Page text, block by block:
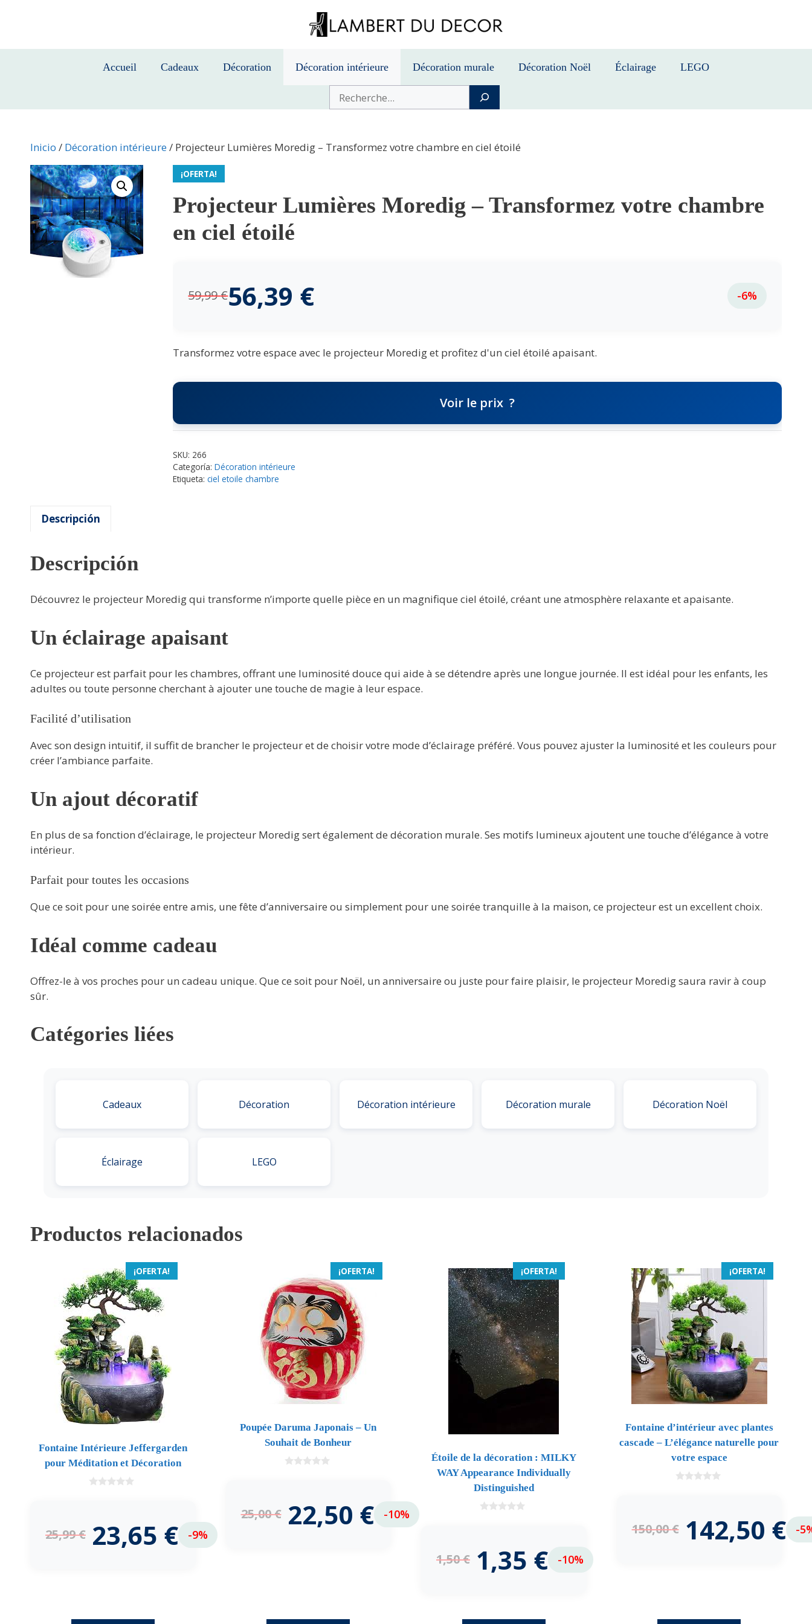
Accueil Cadeaux Décoration Décoration intérieure Décoration murale Décoration Noël Éclairage LEGO
Buscar
Inicio / Décoration intérieure/ Projecteur Lumières Moredig – Transformez votre chambre en ciel étoilé
¡OFERTA!
Projecteur Lumières Moredig – Transformez votre chambre
en ciel étoilé
59,99€56,39 € -6%
Transformez votre espace avec le projecteur Moredig et profitez d'un ciel étoilé apaisant.
Voir le prix
SKU: 266
Categoría:Décoration intérieure
Etiqueta:ciel etoile chambre
Descripción
Descripción
Découvrez le projecteur Moredig qui transforme n’importe quelle pièce en un magnifique ciel étoilé, créant une atmosphère relaxante et apaisante.
Un éclairage apaisant
Ce projecteur est parfait pour les chambres, offrant une luminosité douce qui aide à se détendre après une longue journée. Il est idéal pour les enfants, les
adultes ou toute personne cherchant à ajouter une touche de magie à leur espace.
Facilité d’utilisation
Avec son design intuitif, il suffit de brancher le projecteur et de choisir votre mode d’éclairage préféré. Vous pouvez ajuster la luminosité et les couleurs pour
créer l’ambiance parfaite.
Un ajout décoratif
En plus de sa fonction d’éclairage, le projecteur Moredig sert également de décoration murale. Ses motifs lumineux ajoutent une touche d’élégance à votre
intérieur.
Parfait pour toutes les occasions
Que ce soit pour une soirée entre amis, une fête d’anniversaire ou simplement pour une soirée tranquille à la maison, ce projecteur est un excellent choix.
Idéal comme cadeau
Offrez-le à vos proches pour un cadeau unique. Que ce soit pour Noël, un anniversaire ou juste pour faire plaisir, le projecteur Moredig saura ravir à coup
sûr.
Catégories liées
Cadeaux Décoration Décoration intérieure Décoration murale Décoration Noël
Éclairage LEGO
Productos relacionados
¡OFERTA!
Fontaine Intérieure Jeffergarden
pour Méditation et Décoration
25,99€ 23,65 € -9%
¡OFERTA!
Poupée Daruma Japonais – Un
Souhait de Bonheur
25,00€ 22,50 € -10%
¡OFERTA!
Étoile de la décoration : MILKY
WAY Appearance Individually
Distinguished
1,50€ 1,35 € -10%
¡OFERTA!
Fontaine d’intérieur avec plantes
cascade – L’élégance naturelle pour
votre espace
150,00€ 142,50 € -